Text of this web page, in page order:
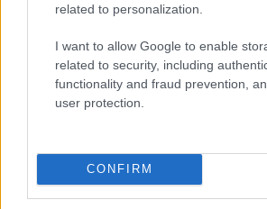
related to personalization.
I want to allow Google to enable
related to security, including
functionality and fraud prevention,
user protection.
CONFIRM